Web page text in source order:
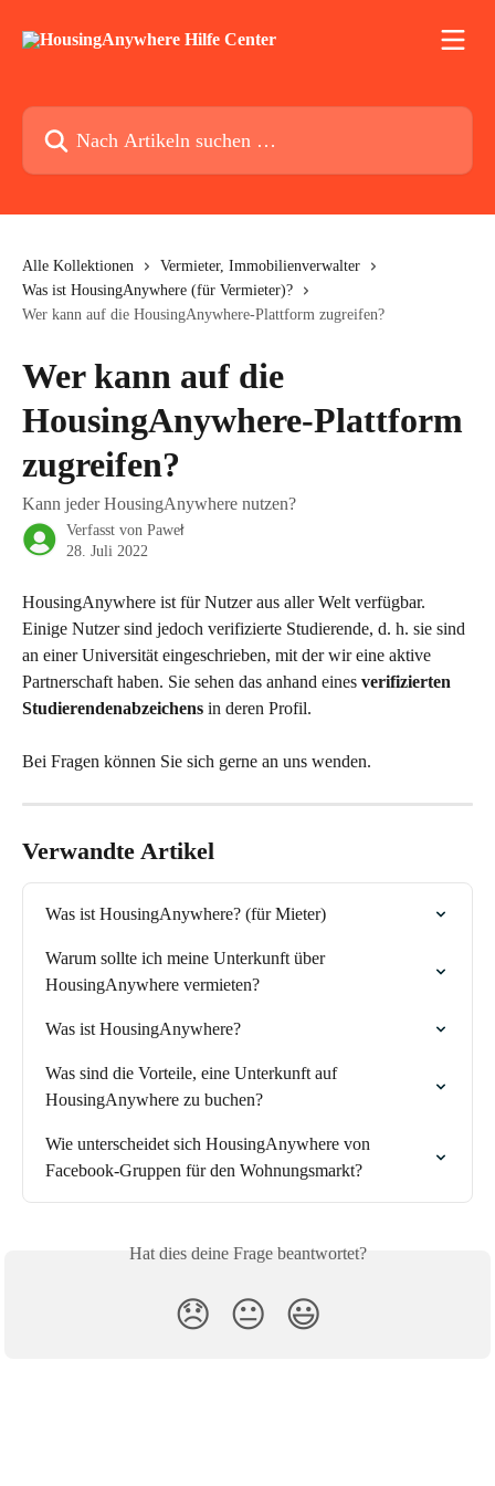
Nach Artikeln suchen …
Alle Kollektionen
Vermieter, Immobilienverwalter
Was ist HousingAnywhere (für Vermieter)?
Wer kann auf die HousingAnywhere-Plattform zugreifen?
Wer kann auf die
HousingAnywhere-Plattform
zugreifen?
Kann jeder HousingAnywhere nutzen?
Verfasst von Paweł
28. Juli 2022
HousingAnywhere ist für Nutzer aus aller Welt verfügbar.
Einige Nutzer sind jedoch verifizierte Studierende, d. h. sie sind
an einer Universität eingeschrieben, mit der wir eine aktive
Partnerschaft haben. Sie sehen das anhand eines verifizierten
Studierendenabzeichens in deren Profil.
Bei Fragen können Sie sich gerne an uns wenden.
Verwandte Artikel
Was ist HousingAnywhere? (für Mieter)
Warum sollte ich meine Unterkunft über
HousingAnywhere vermieten?
Was ist HousingAnywhere?
Was sind die Vorteile, eine Unterkunft auf
HousingAnywhere zu buchen?
Wie unterscheidet sich HousingAnywhere von
Facebook-Gruppen für den Wohnungsmarkt?
Hat dies deine Frage beantwortet?
😞 😐 😃